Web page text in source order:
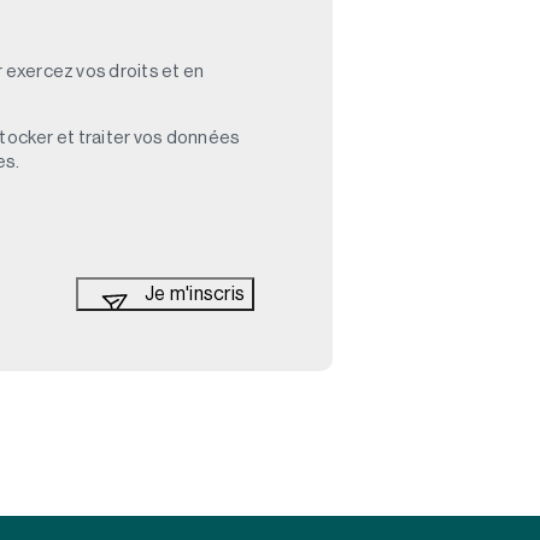
exercez vos droits et en
et traiter vos données